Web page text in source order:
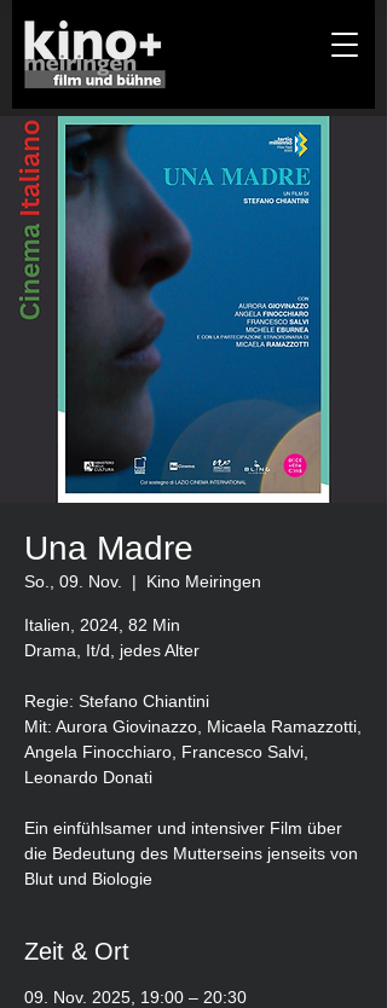
Una Madre
So., 09. Nov.
  |
Kino Meiringen
Italien, 2024, 82 Min
Drama, It/d, jedes Alter
Regie: Stefano Chiantini
Mit: Aurora Giovinazzo, Micaela Ramazzotti,
Angela Finocchiaro, Francesco Salvi,
Leonardo Donati
Ein einfühlsamer und intensiver Film über
die Bedeutung des Mutterseins jenseits von
Blut und Biologie
Zeit & Ort
09. Nov. 2025, 19:00 – 20:30